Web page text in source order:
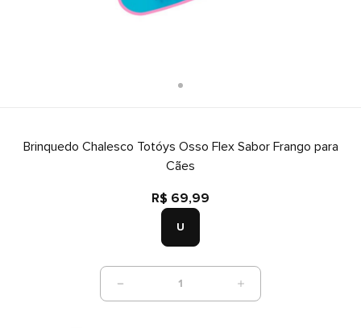
Brinquedo Chalesco Totóys Osso Flex Sabor Frango para
Cães
R$ 69,99
U
1